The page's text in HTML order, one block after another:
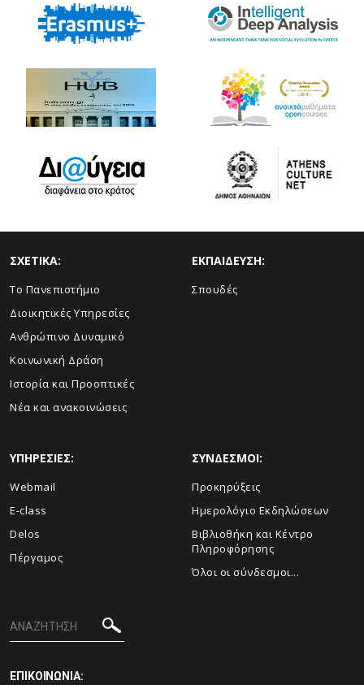
ΣΧΕΤΙΚΑ:
Το Πανεπιστήμιο
Διοικητικές Υπηρεσίες
Ανθρώπινο Δυναμικό
Κοινωνική Δράση
Ιστορία και Προοπτικές
Νέα και ανακοινώσεις
ΕΚΠΑΙΔΕΥΣΗ:
Σπουδές
ΥΠΗΡΕΣΙΕΣ:
Webmail
E-class
Delos
Πέργαμος
ΣΥΝΔΕΣΜΟΙ:
Προκηρύξεις
Ημερολόγιο Εκδηλώσεων
Βιβλιοθήκη και Κέντρο
Πληροφόρησης
Όλοι οι σύνδεσμοι...
ΕΠΙΚΟΙΝΩΝΙΑ: